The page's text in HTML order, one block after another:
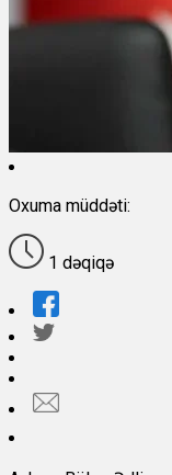
Oxuma müddəti:
1 dəqiqə